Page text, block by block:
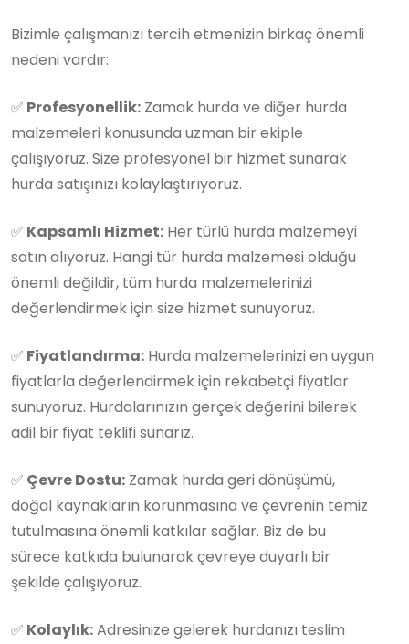
Bizimle çalışmanızı tercih etmenizin birkaç önemli
nedeni vardır:
✅ Profesyonellik: Zamak hurda ve diğer hurda
malzemeleri konusunda uzman bir ekiple
çalışıyoruz. Size profesyonel bir hizmet sunarak
hurda satışınızı kolaylaştırıyoruz.
✅ Kapsamlı Hizmet: Her türlü hurda malzemeyi
satın alıyoruz. Hangi tür hurda malzemesi olduğu
önemli değildir, tüm hurda malzemelerinizi
değerlendirmek için size hizmet sunuyoruz.
✅ Fiyatlandırma: Hurda malzemelerinizi en uygun
fiyatlarla değerlendirmek için rekabetçi fiyatlar
sunuyoruz. Hurdalarınızın gerçek değerini bilerek
adil bir fiyat teklifi sunarız.
✅ Çevre Dostu: Zamak hurda geri dönüşümü,
doğal kaynakların korunmasına ve çevrenin temiz
tutulmasına önemli katkılar sağlar. Biz de bu
sürece katkıda bulunarak çevreye duyarlı bir
şekilde çalışıyoruz.
✅ Kolaylık:Adresinize gelerek hurdanızı teslim